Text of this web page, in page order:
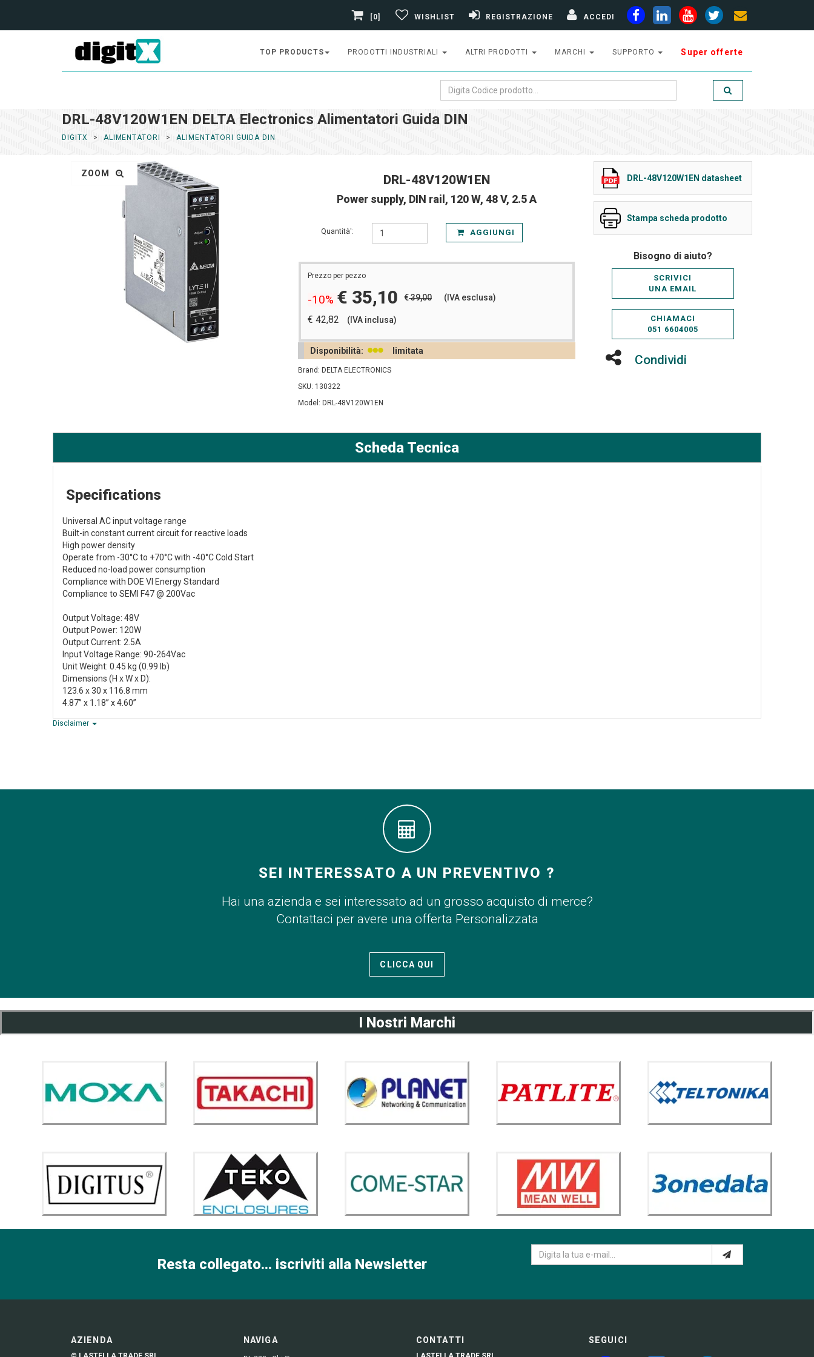
[0] WISHLIST REGISTRAZIONE ACCEDI
TOP PRODUCTS PRODOTTI INDUSTRIALI ALTRI PRODOTTI MARCHI SUPPORTO Super offerte
DRL-48V120W1EN DELTA Electronics Alimentatori Guida DIN
DIGITX ALIMENTATORI ALIMENTATORI GUIDA DIN
ZOOM DRL-48V120W1EN
Power supply, DIN rail, 120 W, 48 V, 2.5 A
Quantità': AGGIUNGI
Prezzo per pezzo
-10% € 35,10 €39,00 (IVA esclusa)
€ 42,82 (IVA inclusa)
Disponibilità: limitata
Brand: DELTA ELECTRONICS
SKU: 130322
Model: DRL-48V120W1EN
DRL-48V120W1EN datasheet
Stampa scheda prodotto
Bisogno di aiuto?
SCRIVICI
UNA EMAIL
CHIAMACI
051 6604005
Condividi
Scheda Tecnica
Specifications
Universal AC input voltage range
Built-in constant current circuit for reactive loads
High power density
Operate from -30°C to +70°C with -40°C Cold Start
Reduced no-load power consumption
Compliance with DOE VI Energy Standard
Compliance to SEMI F47 @ 200Vac
Output Voltage: 48V
Output Power: 120W
Output Current: 2.5A
Input Voltage Range: 90-264Vac
Unit Weight: 0.45 kg (0.99 lb)
Dimensions (H x W x D):
123.6 x 30 x 116.8 mm
4.87” x 1.18” x 4.60”
Disclaimer
SEI INTERESSATO A UN PREVENTIVO ?
Hai una azienda e sei interessato ad un grosso acquisto di merce?
Contattaci per avere una offerta Personalizzata
CLICCA QUI
I Nostri Marchi
Resta collegato... iscriviti alla Newsletter
AZIENDA NAVIGA CONTATTI SEGUICI